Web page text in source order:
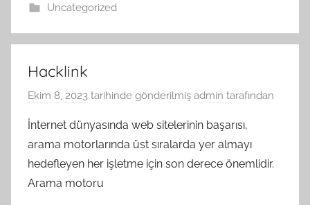
Uncategorized
Hacklink
Ekim 8, 2023 tarihinde gönderilmiş admin tarafından
İnternet dünyasında web sitelerinin başarısı,
arama motorlarında üst sıralarda yer almayı
hedefleyen her işletme için son derece önemlidir.
Arama motoru